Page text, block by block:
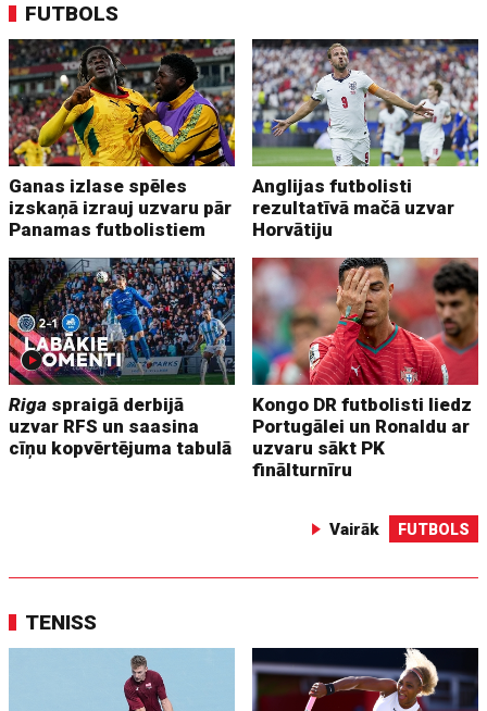
FUTBOLS
Ganas izlase spēles
izskaņā izrauj uzvaru pār
Panamas futbolistiem
Anglijas futbolisti
rezultatīvā mačā uzvar
Horvātiju
Riga spraigā derbijā
uzvar RFS un saasina
cīņu kopvērtējuma tabulā
Kongo DR futbolisti liedz
Portugālei un Ronaldu ar
uzvaru sākt PK
finālturnīru
Vairāk FUTBOLS
TENISS